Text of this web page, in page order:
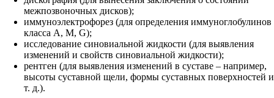
межпозвоночных дисков);
иммуноэлектрофорез (для определения иммуноглобулинов
класса A, M, G);
исследование синовиальной жидкости (для выявления
изменений и свойств синовиальной жидкости);
рентген (для выявления изменений в суставе – например,
высоты суставной щели, формы суставных поверхностей и
т. д.).